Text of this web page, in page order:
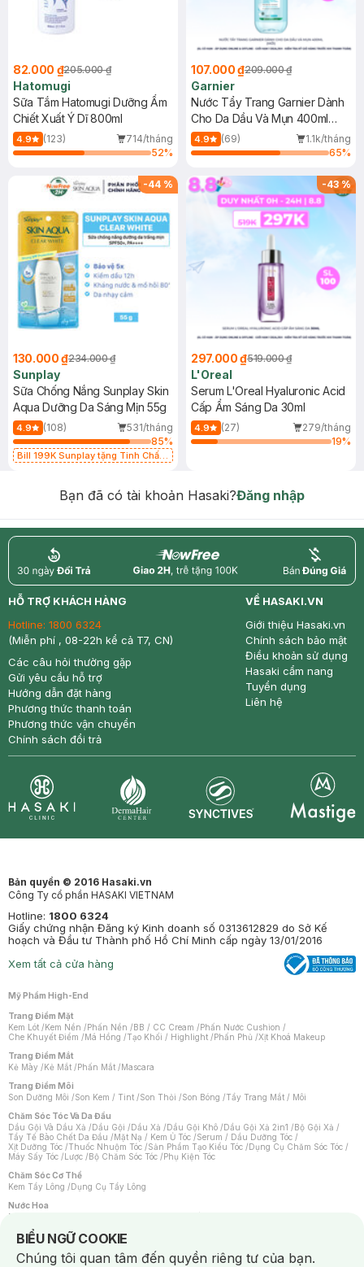
82.000 ₫205.000 ₫
Hatomugi
Sữa Tắm Hatomugi Dưỡng Ẩm
Chiết Xuất Ý Dĩ 800ml
4.9 (123)
714/tháng
52%
107.000 ₫209.000 ₫
Garnier
Nước Tẩy Trang Garnier Dành
Cho Da Dầu Và Mụn 400ml
(Mới)
4.9 (69)
1.1k/tháng
65%
-44 %
130.000 ₫234.000 ₫
Sunplay
Sữa Chống Nắng Sunplay Skin
Aqua Dưỡng Da Sáng Mịn 55g
4.9 (108)
531/tháng
85%
Bill 199K Sunplay tặng Tinh Chất
-43%
297.000 ₫519.000 ₫
L'Oreal
Serum L'Oreal Hyaluronic Acid
Cấp Ẩm Sáng Da 30ml
4.9 (27)
279/tháng
19%
Bạn đã có tài khoản Hasaki?Đăng nhập
return nowfree price
HỖ TRỢ KHÁCH HÀNG
Hotline: 1800 6324
(Miễn phí , 08-22h kể cả T7, CN)
Các câu hỏi thường gặp
Gửi yêu cầu hỗ trợ
Hướng dẫn đặt hàng
Phương thức thanh toán
Phương thức vận chuyển
Chính sách đổi trả
VỀ HASAKI.VN
Giới thiệu Hasaki.vn
Chính sách bảo mật
Điều khoản sử dụng
Hasaki cẩm nang
Tuyển dụng
Liên hệ
Bản quyền © 2016 Hasaki.vn
Công Ty cổ phần HASAKI VIETNAM
Hotline: 1800 6324
Giấy chứng nhận Đăng ký Kinh doanh số 0313612829 do Sở Kế
hoạch và Đầu tư Thành phố Hồ Chí Minh cấp ngày 13/01/2016
Xem tất cả cửa hàng
Mỹ Phẩm High-End
Trang Điểm Mặt
Kem Lót /Kem Nền /Phấn Nền /BB / CC Cream /Phấn Nước Cushion /
Che Khuyết Điểm /Má Hồng /Tạo Khối / Highlight /Phấn Phủ /Xịt Khoá Makeup
Trang Điểm Mắt
Kẻ Mày /Kẻ Mắt /Phấn Mắt /Mascara
Trang Điểm Môi
Son Dưỡng Môi /Son Kem / Tint /Son Thỏi /Son Bóng /Tẩy Trang Mắt / Môi
Chăm Sóc Tóc Và Da Đầu
Dầu Gội Và Dầu Xả /Dầu Gội /Dầu Xả /Dầu Gội Khô /Dầu Gội Xả 2in1 /Bộ Gội Xả /
Tẩy Tế Bào Chết Da Đầu /Mặt Nạ / Kem Ủ Tóc /Serum / Dầu Dưỡng Tóc /
Xịt Dưỡng Tóc /Thuốc Nhuộm Tóc /Sản Phẩm Tạo Kiểu Tóc /Dụng Cụ Chăm Sóc Tóc /
Máy Sấy Tóc /Lược /Bộ Chăm Sóc Tóc /Phụ Kiện Tóc
Chăm Sóc Cơ Thể
Kem Tẩy Lông /Dụng Cụ Tẩy Lông
Nước Hoa
Nước Hoa Nữ
Chăm Sóc Cá Nhân
Chống Muỗi /Khẩu Trang /Máy Massage/Mặt Nạ Xông Hơi /Nước Rửa Tay/
BIỂU NGỮ COOKIE
Notice about cookies usage
Chúng tôi quan tâm đến quyền riêng tư của bạn.